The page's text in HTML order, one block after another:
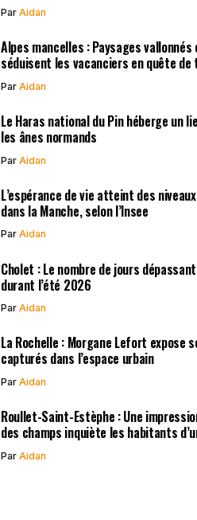
Par Aidan
Alpes mancelles : Paysages
séduisent les vacanciers en quête
Par Aidan
Le Haras national du Pin héberge un
les ânes normands
Par Aidan
L’espérance de vie atteint des
dans la Manche, selon l’Insee
Par Aidan
Cholet : Le nombre de jours
durant l’été 2026
Par Aidan
La Rochelle : Morgane Lefort
capturés dans l’espace urbain
Par Aidan
Roullet-Saint-Estèphe : Une
des champs inquiète les habitants
Par Aidan